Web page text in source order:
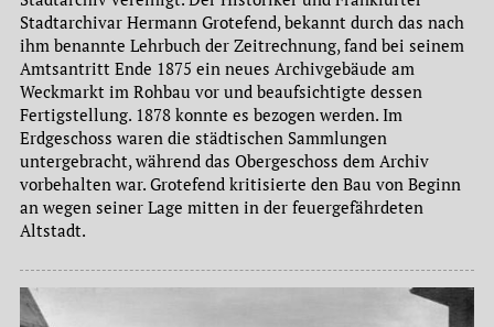
Stadtarchivar Hermann Grotefend, bekannt durch das nach
ihm benannte Lehrbuch der Zeitrechnung, fand bei seinem
Amtsantritt Ende 1875 ein neues Archivgebäude am
Weckmarkt im Rohbau vor und beaufsichtigte dessen
Fertigstellung. 1878 konnte es bezogen werden. Im
Erdgeschoss waren die städtischen Sammlungen
untergebracht, während das Obergeschoss dem Archiv
vorbehalten war. Grotefend kritisierte den Bau von Beginn
an wegen seiner Lage mitten in der feuergefährdeten
Altstadt.